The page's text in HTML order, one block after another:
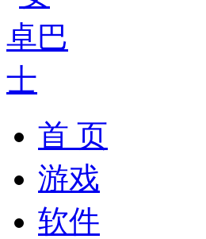
首 页
游戏
软件